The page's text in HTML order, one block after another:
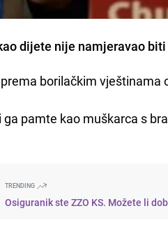
dijete nije namjeravao
borilačkim
pamte kao muškarca s
TRENDING
Osiguranik ste ZZO KS. Možete li